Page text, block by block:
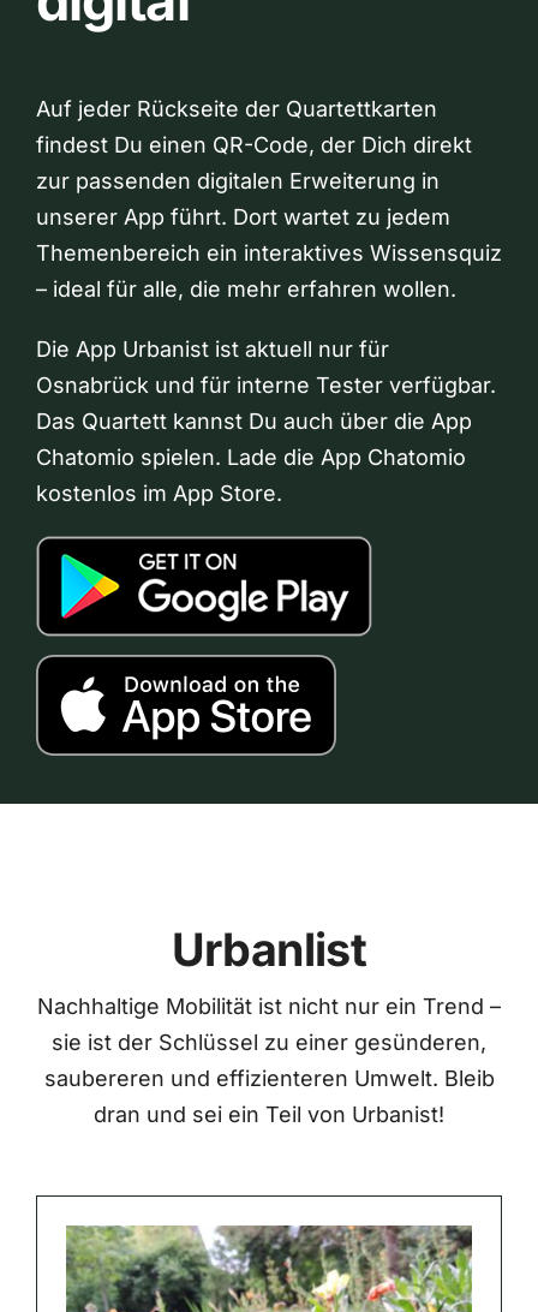
Auf jeder Rückseite der Quartettkarten
findest Du einen QR-Code, der Dich direkt
zur passenden digitalen Erweiterung in
unserer App führt. Dort wartet zu jedem
Themenbereich ein interaktives Wissensquiz
– ideal für alle, die mehr erfahren wollen.
Die App Urbanist ist aktuell nur für
Osnabrück und für interne Tester verfügbar.
Das Quartett kannst Du auch über die App
Chatomio spielen. Lade die App Chatomio
kostenlos im App Store.
Urbanlist
Nachhaltige Mobilität ist nicht nur ein Trend –
sie ist der Schlüssel zu einer gesünderen,
saubereren und effizienteren Umwelt. Bleib
dran und sei ein Teil von Urbanist!